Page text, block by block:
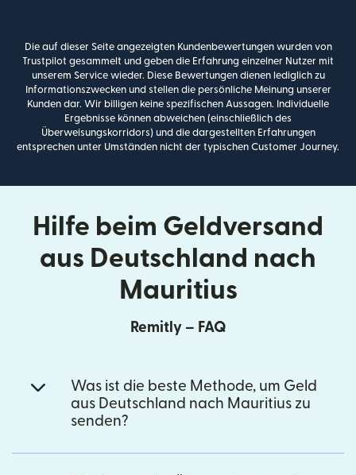
Die auf dieser Seite angezeigten Kundenbewertungen wurden von
Trustpilot gesammelt und geben die Erfahrung einzelner Nutzer mit
unserem Service wieder. Diese Bewertungen dienen lediglich zu
Informationszwecken und stellen die persönliche Meinung unserer
Kunden dar. Wir billigen keine spezifischen Aussagen. Individuelle
Ergebnisse können abweichen (einschließlich des
Überweisungskorridors) und die dargestellten Erfahrungen
entsprechen unter Umständen nicht der typischen Customer Journey.
Hilfe beim Geldversand
aus Deutschland nach
Mauritius
Remitly – FAQ
Was ist die beste Methode, um Geld
aus Deutschland nach Mauritius zu
senden?